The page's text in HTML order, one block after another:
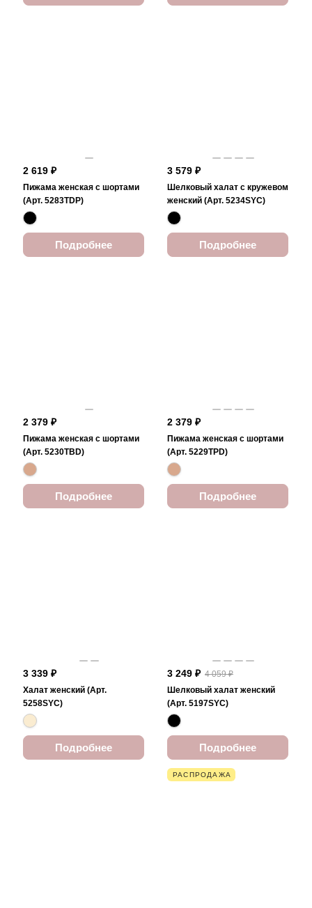
2 619 ₽
Пижама женская с шортами
(Арт. 5283TDP)
Подробнее
3 579 ₽
Шелковый халат с кружевом
женский (Арт. 5234SYC)
Подробнее
2 379 ₽
Пижама женская с шортами
(Арт. 5230TBD)
Подробнее
2 379 ₽
Пижама женская с шортами
(Арт. 5229TPD)
Подробнее
3 339 ₽
Халат женский (Арт.
5258SYC)
Подробнее
3 249 ₽ 4 059 ₽
Шелковый халат женский
(Арт. 5197SYC)
Подробнее
РАСПРОДАЖА